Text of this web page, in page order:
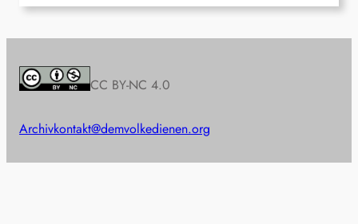
CC BY-NC 4.0
Archivkontakt@demvolkedienen.org